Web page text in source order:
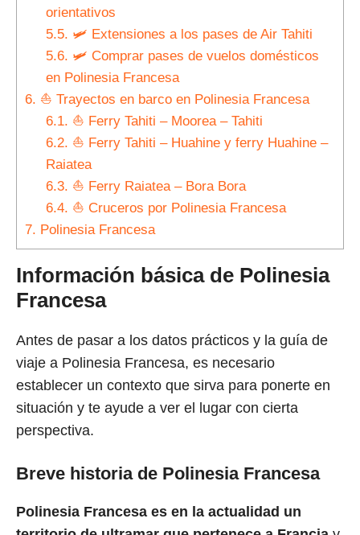
orientativos
5.5. 🛩 Extensiones a los pases de Air Tahiti
5.6. 🛩 Comprar pases de vuelos domésticos
en Polinesia Francesa
6. ⛵ Trayectos en barco en Polinesia Francesa
6.1. ⛵ Ferry Tahiti – Moorea – Tahiti
6.2. ⛵ Ferry Tahiti – Huahine y ferry Huahine –
Raiatea
6.3. ⛵ Ferry Raiatea – Bora Bora
6.4. ⛵ Cruceros por Polinesia Francesa
7. Polinesia Francesa
Información básica de Polinesia
Francesa
Antes de pasar a los datos prácticos y la guía de
viaje a Polinesia Francesa, es necesario
establecer un contexto que sirva para ponerte en
situación y te ayude a ver el lugar con cierta
perspectiva.
Breve historia de Polinesia Francesa
Polinesia Francesa es en la actualidad un